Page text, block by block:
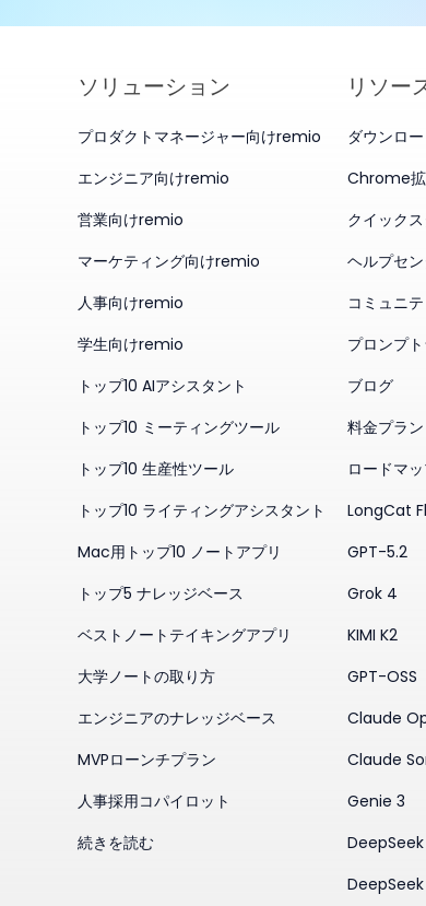
ソリューション
プロダクトマネージャー向けremio
エンジニア向けremio
営業向けremio
マーケティング向けremio
人事向けremio
学生向けremio
トップ10 AIアシスタント
トップ10 ミーティングツール
トップ10 生産性ツール
トップ10 ライティングアシスタント
Mac用トップ10 ノートアプリ
トップ5 ナレッジベース
ベストノートテイキングアプリ
大学ノートの取り方
エンジニアのナレッジベース
MVPローンチプラン
人事採用コパイロット
続きを読む
リソー
ダウンロー
Chrome
クイック
ヘルプセ
コミュニテ
プロンプ
ブログ
料金プラン
ロードマ
LongCat
GPT-5.2
Grok 4
KIMI K2
GPT-OSS
Claude
Claude
Genie 3
DeepSeek
DeepSeek